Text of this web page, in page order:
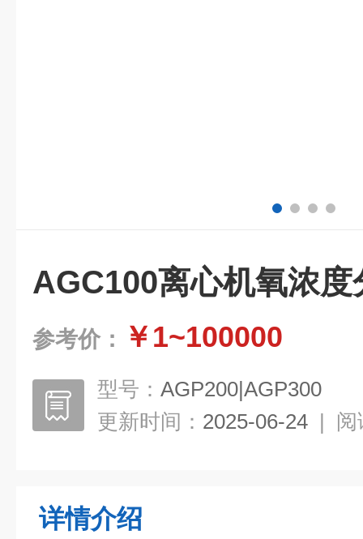
AGC100离心机氧浓度
参考价： ￥1~100000
型号： AGP200|AGP300
更新时间： 2025-06-24 | 阅
详情介绍